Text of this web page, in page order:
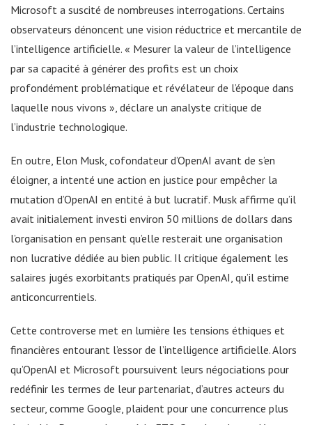
Microsoft a suscité de nombreuses interrogations. Certains
observateurs dénoncent une vision réductrice et mercantile de
l’intelligence artificielle. « Mesurer la valeur de l’intelligence
par sa capacité à générer des profits est un choix
profondément problématique et révélateur de l’époque dans
laquelle nous vivons », déclare un analyste critique de
l’industrie technologique.
En outre, Elon Musk, cofondateur d’OpenAI avant de s’en
éloigner, a intenté une action en justice pour empêcher la
mutation d’OpenAI en entité à but lucratif. Musk affirme qu’il
avait initialement investi environ 50 millions de dollars dans
l’organisation en pensant qu’elle resterait une organisation
non lucrative dédiée au bien public. Il critique également les
salaires jugés exorbitants pratiqués par OpenAI, qu’il estime
anticoncurrentiels.
Cette controverse met en lumière les tensions éthiques et
financières entourant l’essor de l’intelligence artificielle. Alors
qu’OpenAI et Microsoft poursuivent leurs négociations pour
redéfinir les termes de leur partenariat, d’autres acteurs du
secteur, comme Google, plaident pour une concurrence plus